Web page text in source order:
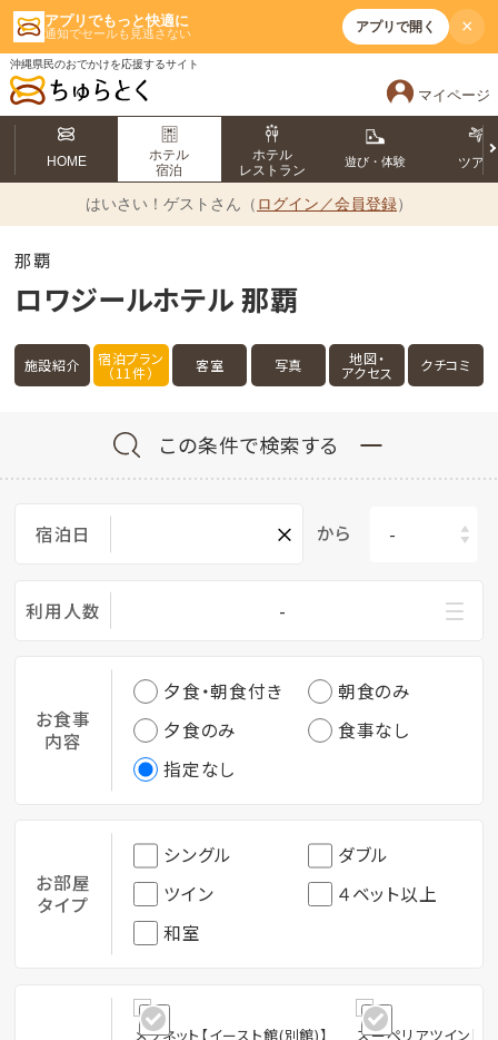
アプリでもっと快適に
通知でセールも見逃さない アプリで開く ×
沖縄県民のおでかけを応援するサイト
マイページ
HOME
ホテル
宿泊
ホテル
レストラン
遊び・体験 ツアー
はいさい！ ゲストさん（ ログイン／会員登録）
那覇
ロワジールホテル 那覇
施設紹介 宿泊プラン
（11件） 客室 写真 地図・
アクセス クチコミ
この条件で検索する
宿泊日 × から
利用人数 -
お食事
内容
夕食・朝食付き
朝食のみ
夕食のみ
食事なし
指定なし
お部屋
タイプ
シングル
ダブル
ツイン
４ベット以上
和室
メゾネット【イースト館(別館)】
スーペリアツイン【喫